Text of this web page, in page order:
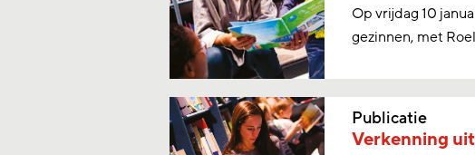
Op vrijdag 10
gezinnen, met
Publicatie
Verkenning